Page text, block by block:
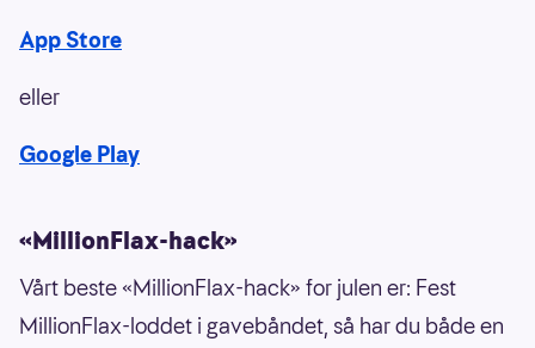
​App Store
eller
Google Play
«MillionFlax-hack»
Vårt beste «MillionFlax-hack» for julen er: Fest
MillionFlax-loddet i gavebåndet, så har du både en